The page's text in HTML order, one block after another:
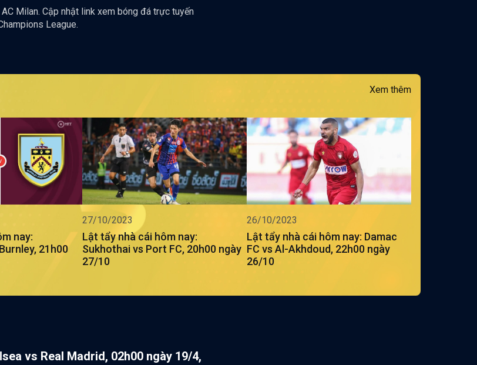
Milan. Cập nhật link xem bóng đá trực tuyến
League.
Xem thêm
nay:
21h00
27/10/2023
Lật tẩy nhà cái hôm nay:
Sukhothai vs Port FC, 20h00 ngày
27/10
26/10/2023
Lật tẩy nhà cái hôm nay: Damac
FC vs Al-Akhdoud, 22h00 ngày
26/10
vs Real Madrid, 02h00 ngày 19/4,